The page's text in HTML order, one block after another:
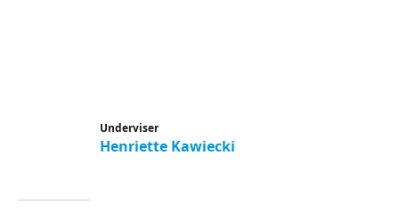
Underviser
Henriette Kawiecki